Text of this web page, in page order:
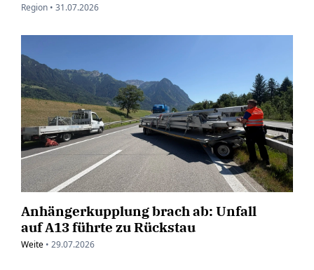
Region • 31.07.2026
Anhängerkupplung brach ab: Unfall
auf A13 führte zu Rückstau
Weite • 29.07.2026